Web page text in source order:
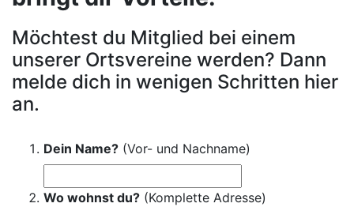
Möchtest du Mitglied bei einem
unserer Ortsvereine werden? Dann
melde dich in wenigen Schritten hier
an.
Dein Name? (Vor- und Nachname)
Wo wohnst du? (Komplette Adresse)